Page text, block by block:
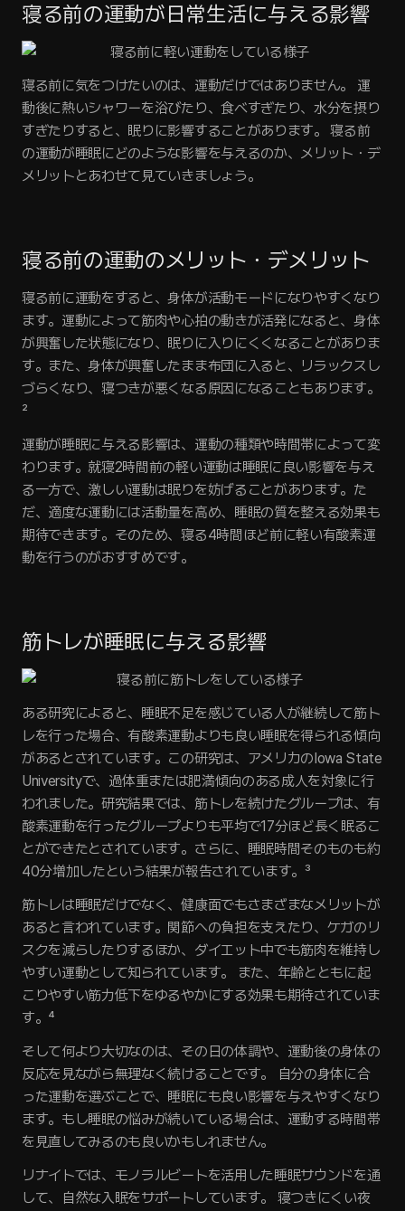
寝る前の運動が日常生活に与える影響
寝る前に気をつけたいのは、運動だけではありません。 運
動後に熱いシャワーを浴びたり、食べすぎたり、水分を摂り
すぎたりすると、眠りに影響することがあります。 寝る前
の運動が睡眠にどのような影響を与えるのか、メリット・デ
メリットとあわせて見ていきましょう。
寝る前の運動のメリット・デメリット
寝る前に運動をすると、身体が活動モードになりやすくなり
ます。運動によって筋肉や心拍の動きが活発になると、身体
が興奮した状態になり、眠りに入りにくくなることがありま
す。また、身体が興奮したまま布団に入ると、リラックスし
づらくなり、寝つきが悪くなる原因になることもあります。
²
運動が睡眠に与える影響は、運動の種類や時間帯によって変
わります。就寝2時間前の軽い運動は睡眠に良い影響を与え
る一方で、激しい運動は眠りを妨げることがあります。た
だ、適度な運動には活動量を高め、睡眠の質を整える効果も
期待できます。そのため、寝る4時間ほど前に軽い有酸素運
動を行うのがおすすめです。
筋トレが睡眠に与える影響
ある研究によると、睡眠不足を感じている人が継続して筋ト
レを行った場合、有酸素運動よりも良い睡眠を得られる傾向
があるとされています。この研究は、アメリカのIowa State
Universityで、過体重または肥満傾向のある成人を対象に行
われました。研究結果では、筋トレを続けたグループは、有
酸素運動を行ったグループよりも平均で17分ほど長く眠るこ
とができたとされています。さらに、睡眠時間そのものも約
40分増加したという結果が報告されています。³
筋トレは睡眠だけでなく、健康面でもさまざまなメリットが
あると言われています。関節への負担を支えたり、ケガのリ
スクを減らしたりするほか、ダイエット中でも筋肉を維持し
やすい運動として知られています。 また、年齢とともに起
こりやすい筋力低下をゆるやかにする効果も期待されていま
す。⁴
そして何より大切なのは、その日の体調や、運動後の身体の
反応を見ながら無理なく続けることです。 自分の身体に合
った運動を選ぶことで、睡眠にも良い影響を与えやすくなり
ます。もし睡眠の悩みが続いている場合は、運動する時間帯
を見直してみるのも良いかもしれません。
リナイトでは、モノラルビートを活用した睡眠サウンドを通
して、自然な入眠をサポートしています。 寝つきにくい夜